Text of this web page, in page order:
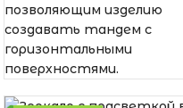
позволяющим изделию
создавать тандем с
горизонтальными
поверхностями.